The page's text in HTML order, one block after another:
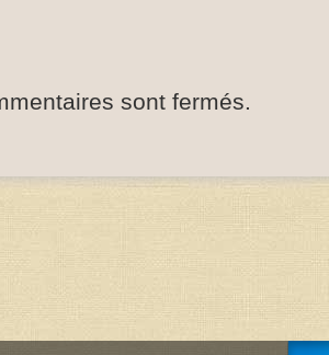
sont fermés.